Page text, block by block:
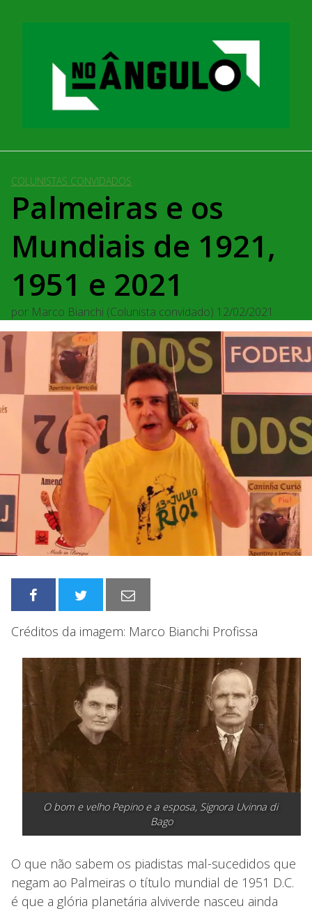
COLUNISTAS CONVIDADOS
Palmeiras e os
Mundiais de 1921,
1951 e 2021
por Marco Bianchi (Colunista convidado) 12/02/2021
Créditos da imagem: Marco Bianchi Profissa
O bom e velho Pepino e a esposa, Signora Uvinna di
Bago
O que não sabem os piadistas mal-sucedidos que
negam ao Palmeiras o título mundial de 1951 D.C.
é que a glória planetária alviverde nasceu ainda